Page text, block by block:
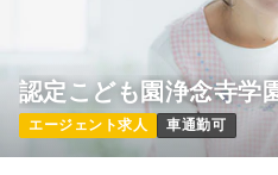
認定こども園浄念寺学
エージェント求人 車通勤可